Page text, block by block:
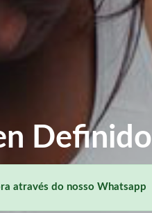
Definido
através do nosso Whatsapp